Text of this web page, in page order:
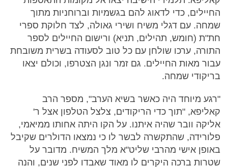
החיילים, כדי לדאוג להם בגשמיות וברוחניות מתוך
שמחה. עם דגלי משיח ושירי גאולה, לצד חלוקת ספרי
חת"ת (חומש, תהילים, תניא) ורישום החיילים לספר
התורה, ערכו שולחן עם כל טוב לסעודה בשרית משובחת
עבור מאות החיילים. גם זמר ונגן הצטרפו, וכולם יצאו
בריקודי שמחה.
"רגע מיוחד היה כאשר בשיא הערב", מספר הרב
קאליפא, "תוך כדי הריקודים, צלצל הטלפון אצל ר'
אליקה וובר שהיה איתנו. על הקו היתה אחותו ממיאמי,
פלורידה, שהתקשרה לבשר לו כי נמצאו הדולרים שקיבל
באופן אישי מהרבי שליט"א מלך המשיח. מדובר על
שטרות ברכה היקרים לו מאוד שאבדו לפני שנים, והנה